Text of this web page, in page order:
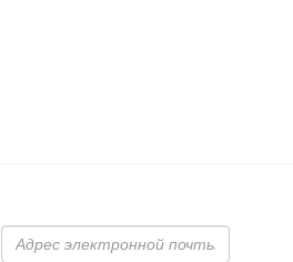
Адрес
электронной